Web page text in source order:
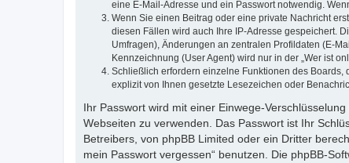
eine E-Mail-Adresse und ein Passwort notwendig.
Wenn Sie einen Beitrag oder eine private Nachricht
diesen Fällen wird auch Ihre IP-Adresse gespeichert.
Umfragen), Änderungen an zentralen Profildaten (E-
Kennzeichnung (User Agent) wird nur in der „Wer ist
Schließlich erfordern einzelne Funktionen des
explizit von Ihnen gesetzte Lesezeichen oder
Ihr Passwort wird mit einer Einwege-
Webseiten zu verwenden. Das Passwort ist Ihr
Betreibers, von phpBB Limited oder ein Dritter
mein Passwort vergessen“ benutzen. Die phpBB-